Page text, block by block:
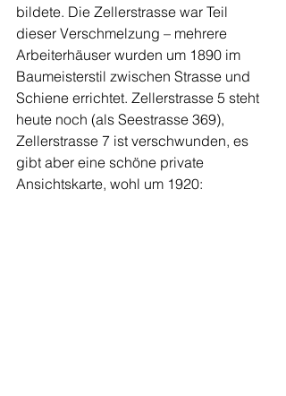
bildete. Die Zellerstrasse war Teil
dieser Verschmelzung – mehrere
Arbeiterhäuser wurden um 1890 im
Baumeisterstil zwischen Strasse und
Schiene errichtet. Zellerstrasse 5 steht
heute noch (als Seestrasse 369),
Zellerstrasse 7 ist verschwunden, es
gibt aber eine schöne private
Ansichtskarte, wohl um 1920: